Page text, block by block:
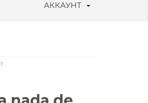
АККАУНТ